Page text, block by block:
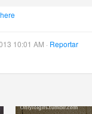
10:01 AM · Reportar